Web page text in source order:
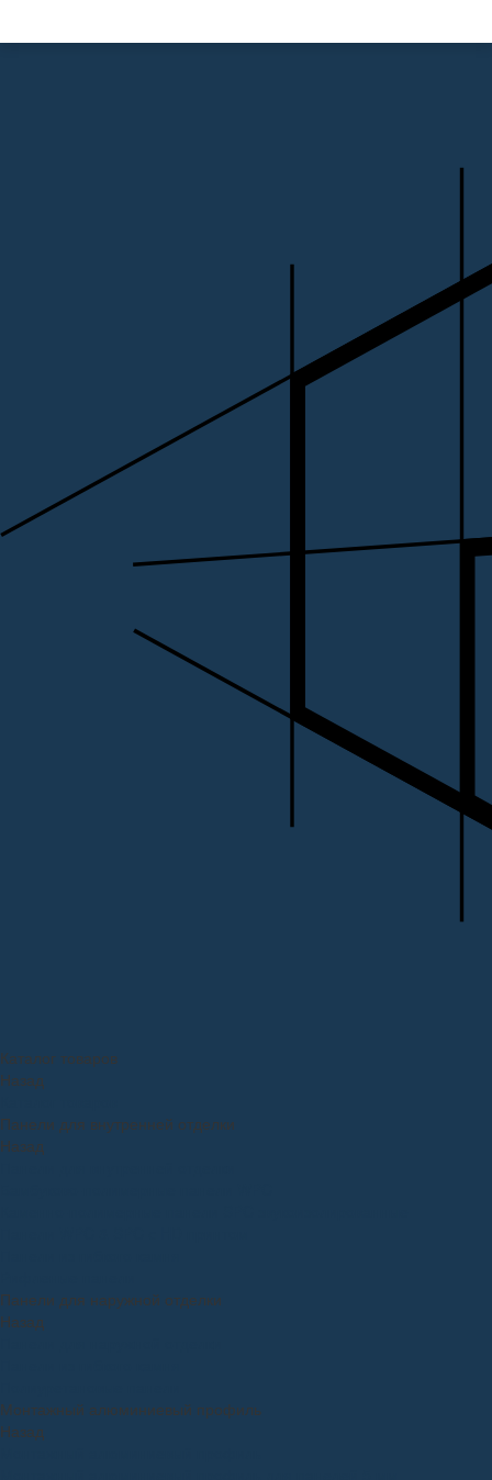
Каталог товаров
Назад
Панели для внутренней отделки
Назад
Панели для наружной отделки
Назад
Монтажный алюминиевый профиль
Назад